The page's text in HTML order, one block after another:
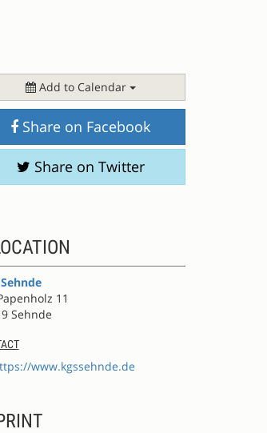
Add to Calendar
Share on Facebook
Share on Twitter
Sehnde
11
Sehnde
www.kgssehnde.de